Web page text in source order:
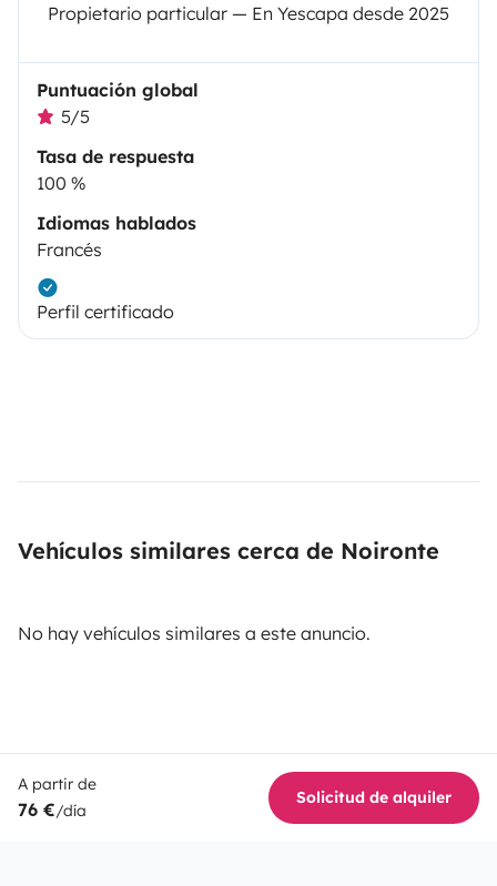
Propietario particular — En Yescapa desde 2025
Puntuación global
5/5
Tasa de respuesta
100 %
Idiomas hablados
Francés
Perfil certificado
Vehículos similares cerca de Noironte
No hay vehículos similares a este anuncio.
A partir de
76 €/día
Solicitud de alquiler